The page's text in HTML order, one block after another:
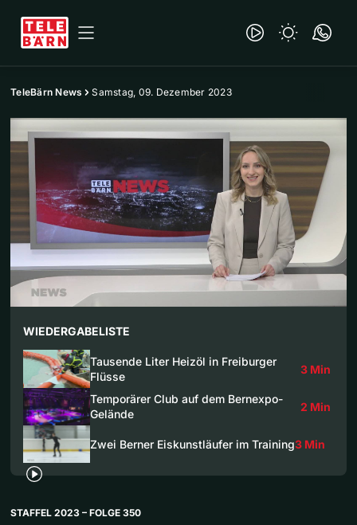
TeleBärn News Samstag, 09. Dezember 2023
WIEDERGABELISTE
Tausende Liter Heizöl in Freiburger
Flüsse
3 Min
Temporärer Club auf dem Bernexpo-
Gelände
2 Min
Zwei Berner Eiskunstläufer im Training3 Min
STAFFEL 2023 – FOLGE 350